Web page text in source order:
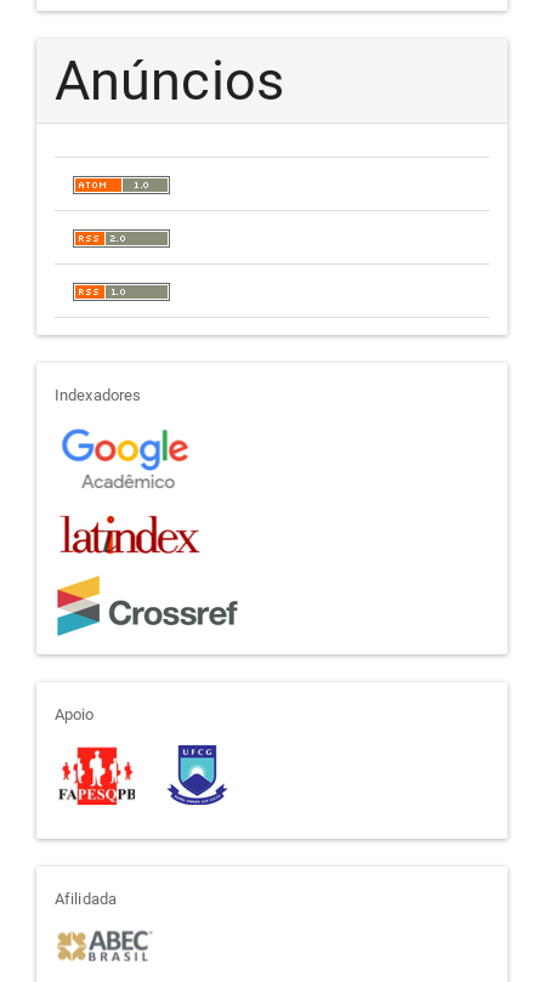
Anúncios
indexadores
Indexadores
apoio
Apoio
afiliada
Afilidada